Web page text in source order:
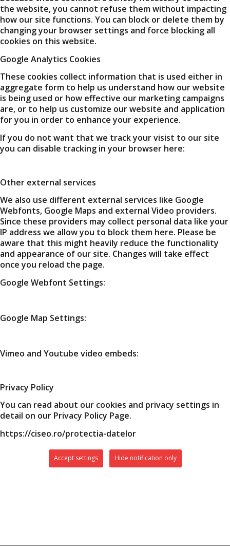
the website, you cannot refuse them without impacting
how our site functions. You can block or delete them by
changing your browser settings and force blocking all
cookies on this website.
Google Analytics Cookies
These cookies collect information that is used either in
aggregate form to help us understand how our website
is being used or how effective our marketing campaigns
are, or to help us customize our website and application
for you in order to enhance your experience.
If you do not want that we track your visist to our site
you can disable tracking in your browser here:
Other external services
We also use different external services like Google
Webfonts, Google Maps and external Video providers.
Since these providers may collect personal data like your
IP address we allow you to block them here. Please be
aware that this might heavily reduce the functionality
and appearance of our site. Changes will take effect
once you reload the page.
Google Webfont Settings:
Google Map Settings:
Vimeo and Youtube video embeds:
Privacy Policy
You can read about our cookies and privacy settings in
detail on our Privacy Policy Page.
https://ciseo.ro/protectia-datelor
Accept settings Hide notification only